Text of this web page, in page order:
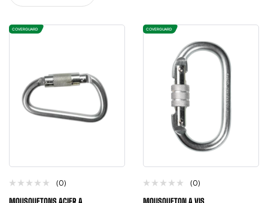
COVERGUARD
(0)
COVERGUARD
(0)